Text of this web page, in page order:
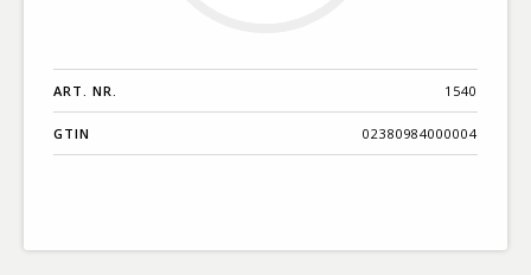
ART. NR. 1540
GTIN 02380984000004